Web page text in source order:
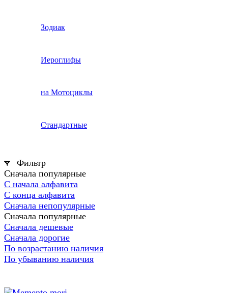
Зодиак
Иероглифы
на Мотоциклы
Стандартные
Фильтр
Сначала популярные
С начала алфавита
С конца алфавита
Сначала непопулярные
Сначала популярные
Сначала дешевые
Сначала дорогие
По возрастанию наличия
По убыванию наличия